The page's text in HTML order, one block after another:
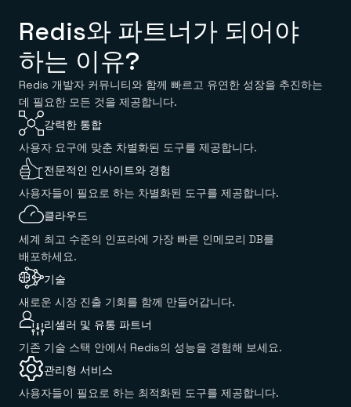
데모 센터 바로가기
Redis와 파트너가 되어야
하는 이유?
Redis 개발자 커뮤니티와 함께 빠르고 유연한 성장을 추진하는
데 필요한 모든 것을 제공합니다.
강력한 통합
사용자 요구에 맞춘 차별화된 도구를 제공합니다.
전문적인 인사이트와 경험
사용자들이 필요로 하는 차별화된 도구를 제공합니다.
클라우드
세계 최고 수준의 인프라에 가장 빠른 인메모리 DB를
배포하세요.
기술
새로운 시장 진출 기회를 함께 만들어갑니다.
리셀러 및 유통 파트너
기존 기술 스택 안에서 Redis의 성능을 경험해 보세요.
관리형 서비스
사용자들이 필요로 하는 최적화된 도구를 제공합니다.